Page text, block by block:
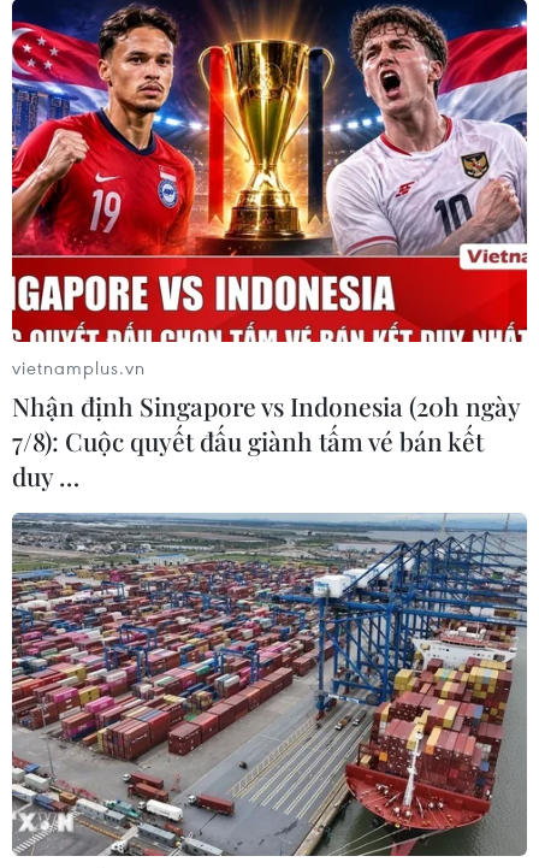
vietnamplus.vn
Nhận định Singapore vs Indonesia (20h ngày
7/8): Cuộc quyết đấu giành tấm vé bán kết
duy …